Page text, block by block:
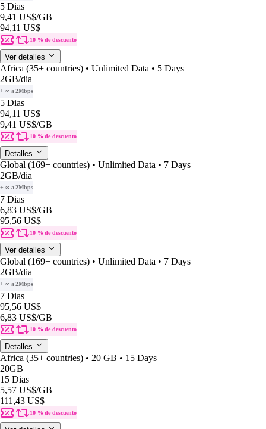
5 Dias
9,41 US$/GB
94,11 US$
10 % de descuento
Ver detalles
Africa (35+ countries) • Unlimited Data • 5 Days
2GB/dia
+ ∞ a 2Mbps
5 Dias
94,11 US$
9,41 US$/GB
10 % de descuento
Detalles
Global (169+ countries) • Unlimited Data • 7 Days
2GB/dia
+ ∞ a 2Mbps
7 Dias
6,83 US$/GB
95,56 US$
10 % de descuento
Ver detalles
Global (169+ countries) • Unlimited Data • 7 Days
2GB/dia
+ ∞ a 2Mbps
7 Dias
95,56 US$
6,83 US$/GB
10 % de descuento
Detalles
Africa (35+ countries) • 20 GB • 15 Days
20GB
15 Dias
5,57 US$/GB
111,43 US$
10 % de descuento